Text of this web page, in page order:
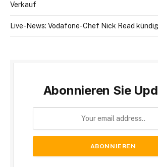
Verkauf
Live-News: Vodafone-Chef Nick Read
Abonnieren Sie